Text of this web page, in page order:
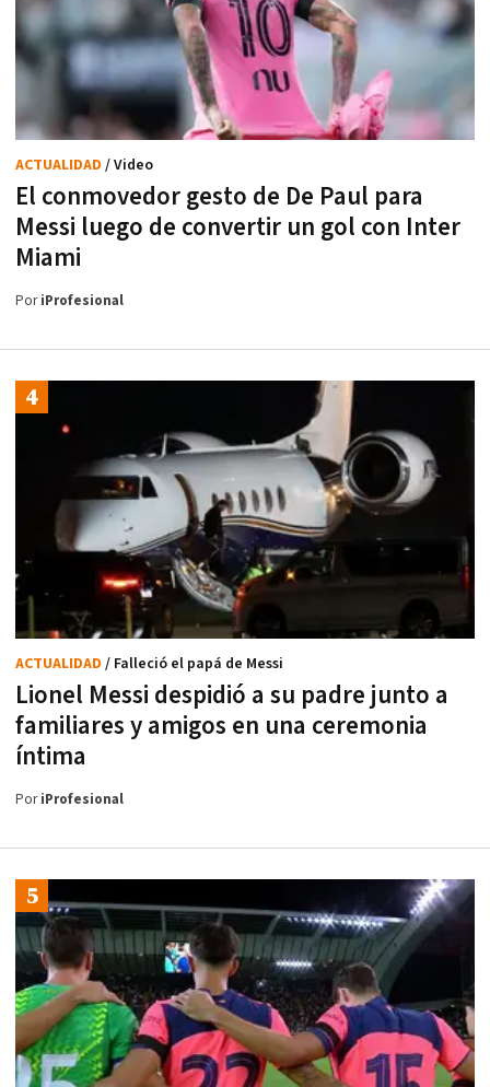
El conmovedor gesto de De Paul para
Messi luego de convertir un gol con Inter
Miami
ACTUALIDAD / Video
PoriProfesional
Lionel Messi despidió a su padre junto a
familiares y amigos en una ceremonia
íntima
ACTUALIDAD / Falleció el papá de Messi
PoriProfesional